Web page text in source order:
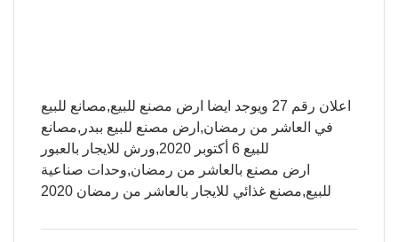
اعلان رقم 27 ويوجد ايضا ارض مصنع للبيع,مصانع للبيع
في العاشر من رمضان,ارض مصنع للبيع ببدر,مصانع
للبيع 6 أكتوبر 2020,ورش للايجار بالعبور
ارض مصنع بالعاشر من رمضان,وحدات صناعية
للبيع,مصنع غذائي للايجار بالعاشر من رمضان 2020